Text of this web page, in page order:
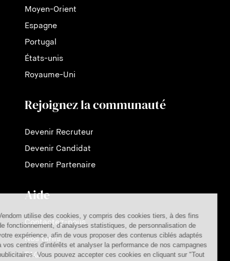
Moyen-Orient
Espagne
Portugal
États-unis
Royaume-Uni
Rejoignez la communauté
Devenir Recruteur
Devenir Candidat
Devenir Partenaire
Aide
Contactez-nous
Nos tarifs
FAQ